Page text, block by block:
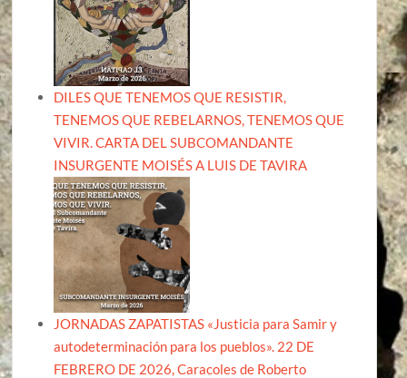
DILES QUE TENEMOS QUE RESISTIR,
TENEMOS QUE REBELARNOS, TENEMOS QUE
VIVIR. CARTA DEL SUBCOMANDANTE
INSURGENTE MOISÉS A LUIS DE TAVIRA
JORNADAS ZAPATISTAS «Justicia para Samir y
autodeterminación para los pueblos». 22 DE
FEBRERO DE 2026, Caracoles de Roberto